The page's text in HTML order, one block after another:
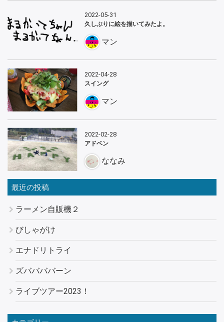
2022-05-31
久しぶりに絵を描いてみたよ。
マン
2022-04-28
スイング
マン
2022-02-28
アドベン
ななみ
最近の投稿
ラーメン自販機２
びしゃがけ
エナドリトライ
ズババババーン
ライブツアー2023！